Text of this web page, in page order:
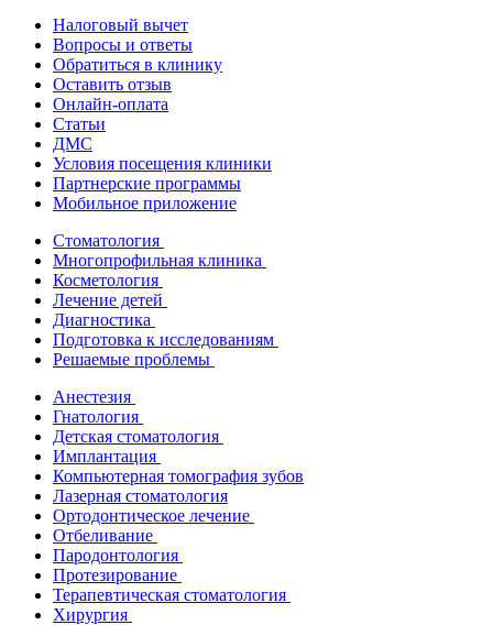
Налоговый вычет
Вопросы и ответы
Обратиться в клинику
Оставить отзыв
Онлайн-оплата
Статьи
ДМС
Условия посещения клиники
Партнерские программы
Мобильное приложение
Стоматология
Многопрофильная клиника
Косметология
Лечение детей
Диагностика
Подготовка к исследованиям
Решаемые проблемы
Анестезия
Гнатология
Детская стоматология
Имплантация
Компьютерная томография зубов
Лазерная стоматология
Ортодонтическое лечение
Отбеливание
Пародонтология
Протезирование
Терапевтическая стоматология
Хирургия